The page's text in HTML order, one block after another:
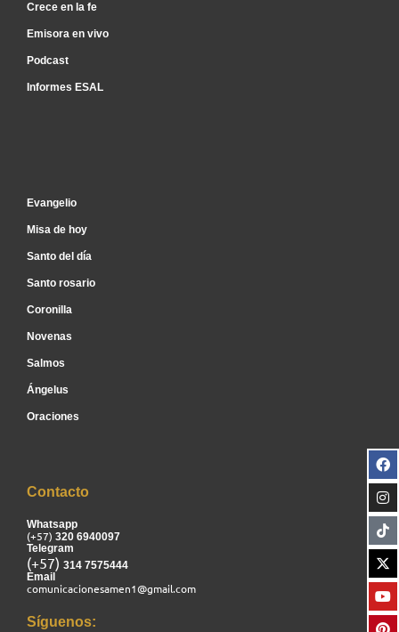
Crece en la fe
Emisora en vivo
Podcast
Informes ESAL
Evangelio
Misa de hoy
Santo del día
Santo rosario
Coronilla
Novenas
Salmos
Ángelus
Oraciones
Contacto
Whatsapp
(+57) 320 6940097
Telegram
(+57) 314 7575444
Email
comunicacionesamen1@gmail.com
Síguenos: